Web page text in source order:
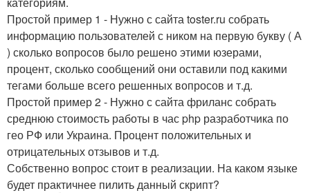
Простой пример 1 - Нужно с сайта toster.ru собрать
информацию пользователей с ником на первую букву ( А
) сколько вопросов было решено этими юзерами,
процент, сколько сообщений они оставили под какими
тегами больше всего решенных вопросов и т.д.
Простой пример 2 - Нужно с сайта фриланс собрать
среднюю стоимость работы в час php разработчика по
гео РФ или Украина. Процент положительных и
отрицательных отзывов и т.д.
Собственно вопрос стоит в реализации. На каком языке
будет практичнее пилить данный скрипт?